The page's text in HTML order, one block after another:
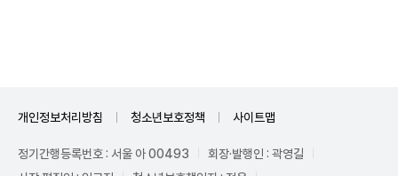
개인정보처리방침 청소년보호정책 사이트맵
정기간행등록번호 : 서울 아 00493
회장·발행인 : 곽영길